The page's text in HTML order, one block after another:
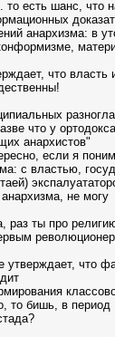
есть шанс, что
анархизма: в
что власть
что у
анархистов"
если я
с властью,
не могу
раз ты про
утверждает, что
то бишь, в период